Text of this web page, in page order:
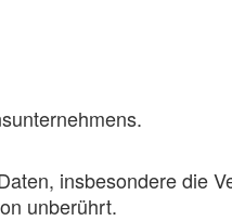
insbesondere die
unberührt.